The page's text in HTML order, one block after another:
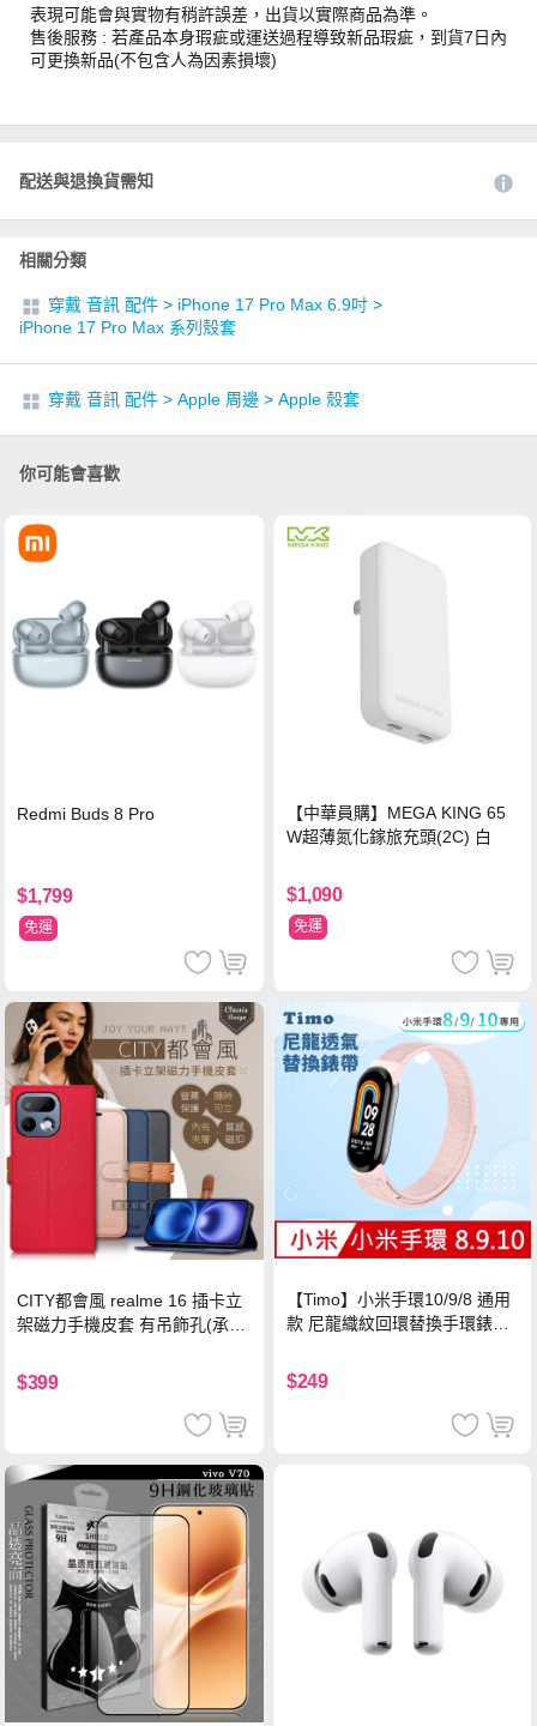
表現可能會與實物有稍許誤差，出貨以實際商品為準。
售後服務 : 若產品本身瑕疵或運送過程導致新品瑕疵，到貨7日內
可更換新品(不包含人為因素損壞)
配送與退換貨需知
相關分類
穿戴 音訊 配件 > iPhone 17 Pro Max 6.9吋 >
iPhone 17 Pro Max 系列殼套
穿戴 音訊 配件 > Apple 周邊 > Apple 殼套
你可能會喜歡
Redmi Buds 8 Pro
$1,799
免運
【中華員購】MEGA KING 65
W超薄氮化鎵旅充頭(2C) 白
$1,090
免運
CITY都會風 realme 16 插卡立
架磁力手機皮套 有吊飾孔(承諾
$399
【Timo】小米手環10/9/8 通用
款 尼龍織紋回環替換手環錶帶-
$249